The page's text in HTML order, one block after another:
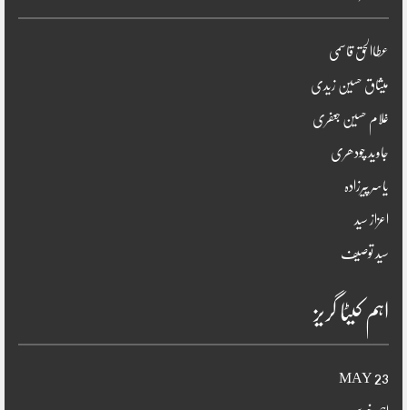
عطاالحق قاسمی
میثاق حسین زیدی
غلام حسین جعفری
جاوید چودھری
یاسر پیرزادہ
اعزاز سید
سید توصیف
اہم کیٹا گریز
23 MAY